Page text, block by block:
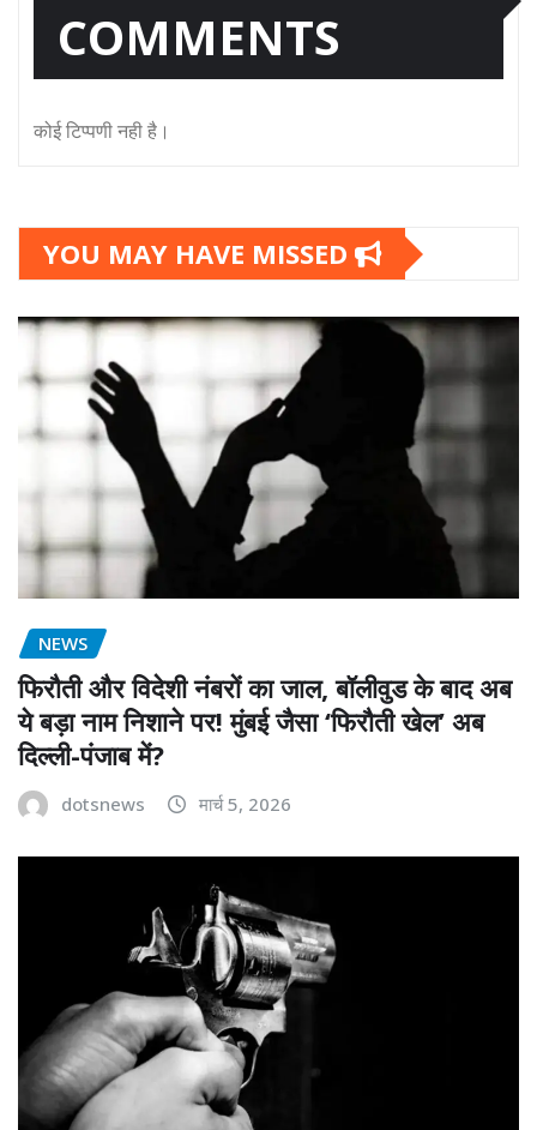
COMMENTS
कोई टिप्पणी नही है।
YOU MAY HAVE MISSED
NEWS
फिरौती और विदेशी नंबरों का जाल, बॉलीवुड के बाद अब
ये बड़ा नाम निशाने पर! मुंबई जैसा ‘फिरौती खेल’ अब
दिल्ली-पंजाब में?
dotsnews मार्च 5, 2026